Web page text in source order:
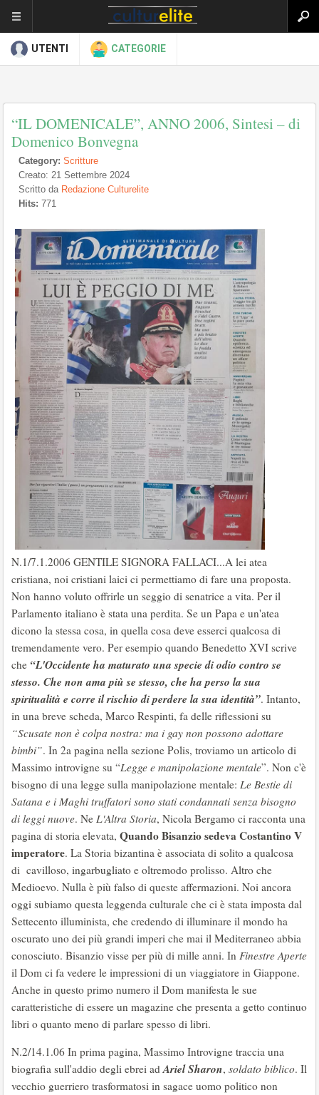
UTENTI CATEGORIE
“IL DOMENICALE”, ANNO 2006, Sintesi – di
Domenico Bonvegna
Category: Scritture
Creato: 21 Settembre 2024
Scritto da Redazione Culturelite
Hits: 771
N.1/7.1.2006 GENTILE SIGNORA FALLACI...A lei atea
cristiana, noi cristiani laici ci permettiamo di fare una proposta.
Non hanno voluto offrirle un seggio di senatrice a vita. Per il
Parlamento italiano è stata una perdita. Se un Papa e un'atea
dicono la stessa cosa, in quella cosa deve esserci qualcosa di
tremendamente vero. Per esempio quando Benedetto XVI scrive
che “L'Occidente ha maturato una specie di odio contro se
stesso. Che non ama più se stesso, che ha perso la sua
spiritualità e corre il rischio di perdere la sua identità”. Intanto,
in una breve scheda, Marco Respinti, fa delle riflessioni su
“Scusate non è colpa nostra: ma i gay non possono adottare
bimbi”. In 2a pagina nella sezione Polis, troviamo un articolo di
Massimo introvigne su “Legge e manipolazione mentale”. Non c'è
bisogno di una legge sulla manipolazione mentale: Le Bestie di
Satana e i Maghi truffatori sono stati condannati senza bisogno
di leggi nuove. Ne L'Altra Storia, Nicola Bergamo ci racconta una
pagina di storia elevata, Quando Bisanzio sedeva Costantino V
imperatore. La Storia bizantina è associata di solito a qualcosa
di cavilloso, ingarbugliato e oltremodo prolisso. Altro che
Medioevo. Nulla è più falso di queste affermazioni. Noi ancora
oggi subiamo questa leggenda culturale che ci è stata imposta dal
Settecento illuminista, che credendo di illuminare il mondo ha
oscurato uno dei più grandi imperi che mai il Mediterraneo abbia
conosciuto. Bisanzio visse per più di mille anni. In Finestre Aperte
il Dom ci fa vedere le impressioni di un viaggiatore in Giappone.
Anche in questo primo numero il Dom manifesta le sue
caratteristiche di essere un magazine che presenta a getto continuo
libri o quanto meno di parlare spesso di libri.
N.2/14.1.06 In prima pagina, Massimo Introvigne traccia una
biografia sull'addio degli ebrei adAriel Sharon, soldato biblico. Il
vecchio guerriero trasformatosi in sagace uomo politico non